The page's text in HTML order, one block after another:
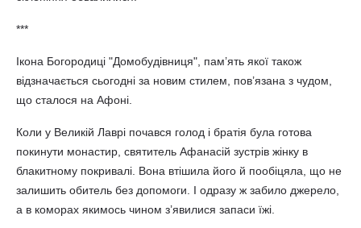
***
Ікона Богородиці "Домобудівниця", пам’ять якої також
відзначається сьогодні за новим стилем, пов’язана з чудом,
що сталося на Афоні.
Коли у Великій Лаврі почався голод і братія була готова
покинути монастир, святитель Афанасій зустрів жінку в
блакитному покривалі. Вона втішила його й пообіцяла, що не
залишить обитель без допомоги. І одразу ж забило джерело,
а в коморах якимось чином з’явилися запаси їжі.